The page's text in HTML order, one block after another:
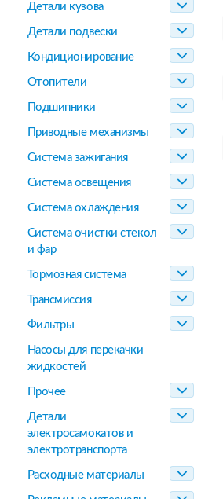
Детали кузова
Детали подвески
Кондиционирование
Отопители
Подшипники
Приводные механизмы
Система зажигания
Система освещения
Система охлаждения
Система очистки стекол
и фар
Тормозная система
Трансмиссия
Фильтры
Насосы для перекачки
жидкостей
Прочее
Детали
электросамокатов и
электротранспорта
Расходные материалы